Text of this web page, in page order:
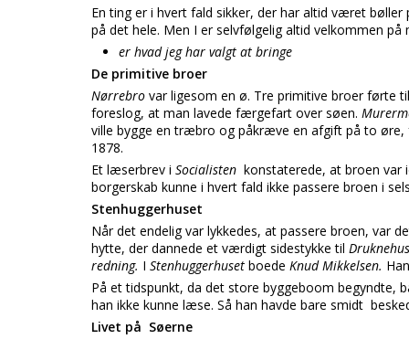
En ting er i hvert fald sikker, der har altid været bøller
på det hele. Men I er selvfølgelig altid velkommen
er hvad jeg har valgt at bringe
De primitive broer
Nørrebro var ligesom en ø. Tre primitive broer førte
foreslog, at man lavede færgefart over søen.
ville bygge en træbro og påkræve en afgift på to
1878.
Et læserbrev i Socialisten konstaterede, at broen var
borgerskab kunne i hvert fald ikke passere broen i
Stenhuggerhuset
Når det endelig var lykkedes, at passere broen, var
hytte, der dannede et værdigt sidestykke til
redning. I Stenhuggerhuset boede Knud Mikkelsen.
På et tidspunkt, da det store byggeboom begyndte,
han ikke kunne læse. Så han havde bare smidt
Livet på Søerne